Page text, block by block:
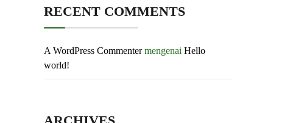
RECENT COMMENTS
A WordPress Commentermengenai Hello
world!